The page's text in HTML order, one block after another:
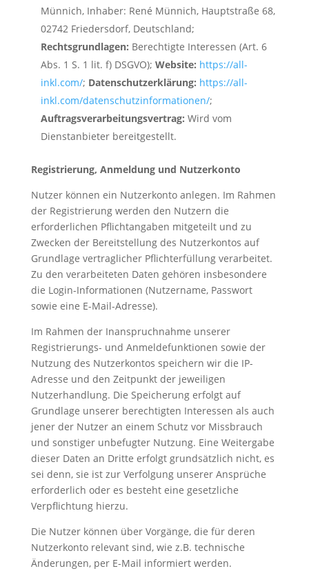
Münnich, Inhaber: René Münnich, Hauptstraße 68,
02742 Friedersdorf, Deutschland;
Rechtsgrundlagen: Berechtigte Interessen (Art. 6
Abs. 1 S. 1 lit. f) DSGVO); Website: https://all-
inkl.com/; Datenschutzerklärung: https://all-
inkl.com/datenschutzinformationen/;
Auftragsverarbeitungsvertrag: Wird vom
Dienstanbieter bereitgestellt.
Registrierung, Anmeldung und Nutzerkonto
Nutzer können ein Nutzerkonto anlegen. Im Rahmen
der Registrierung werden den Nutzern die
erforderlichen Pflichtangaben mitgeteilt und zu
Zwecken der Bereitstellung des Nutzerkontos auf
Grundlage vertraglicher Pflichterfüllung verarbeitet.
Zu den verarbeiteten Daten gehören insbesondere
die Login-Informationen (Nutzername, Passwort
sowie eine E-Mail-Adresse).
Im Rahmen der Inanspruchnahme unserer
Registrierungs- und Anmeldefunktionen sowie der
Nutzung des Nutzerkontos speichern wir die IP-
Adresse und den Zeitpunkt der jeweiligen
Nutzerhandlung. Die Speicherung erfolgt auf
Grundlage unserer berechtigten Interessen als auch
jener der Nutzer an einem Schutz vor Missbrauch
und sonstiger unbefugter Nutzung. Eine Weitergabe
dieser Daten an Dritte erfolgt grundsätzlich nicht, es
sei denn, sie ist zur Verfolgung unserer Ansprüche
erforderlich oder es besteht eine gesetzliche
Verpflichtung hierzu.
Die Nutzer können über Vorgänge, die für deren
Nutzerkonto relevant sind, wie z.B. technische
Änderungen, per E-Mail informiert werden.